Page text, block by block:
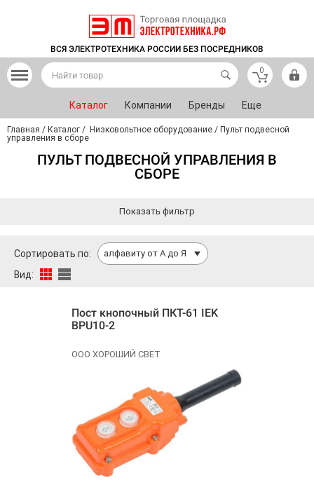
ВСЯ ЭЛЕКТРОТЕХНИКА РОССИИ БЕЗ ПОСРЕДНИКОВ
0
Каталог Компании Бренды Еще
Главная / Каталог / Низковольтное оборудование / Пульт подвесной
управления в сборе
ПУЛЬТ ПОДВЕСНОЙ УПРАВЛЕНИЯ В
СБОРЕ
Показать фильтр
Сортировать по: алфавиту от А до Я
Вид:
Пост кнопочный ПКТ-61 IEK
BPU10-2
ООО ХОРОШИЙ СВЕТ